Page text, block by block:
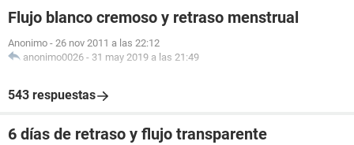
Flujo blanco cremoso y retraso menstrual
Anonimo - 26 nov 2011 a las 22:12
anonimo0026 - 31 may 2019 a las 21:49
543 respuestas
6 días de retraso y flujo transparente